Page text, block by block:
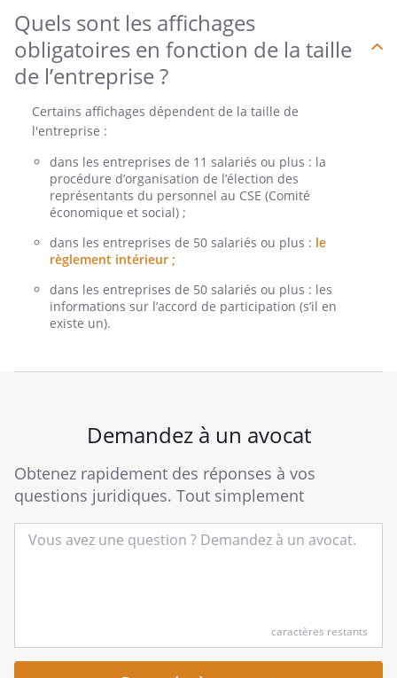
Quels sont les affichages
obligatoires en fonction de la taille
de l’entreprise ?
Certains affichages dépendent de la taille de
l'entreprise :
dans les entreprises de 11 salariés ou plus : la
procédure d’organisation de l’élection des
représentants du personnel au CSE (Comité
économique et social) ;
dans les entreprises de 50 salariés ou plus : le
règlement intérieur ;
dans les entreprises de 50 salariés ou plus : les
informations sur l’accord de participation (s’il en
existe un).
Demandez à un avocat
Obtenez rapidement des réponses à vos
questions juridiques. Tout simplement
votre
question
caractères restants